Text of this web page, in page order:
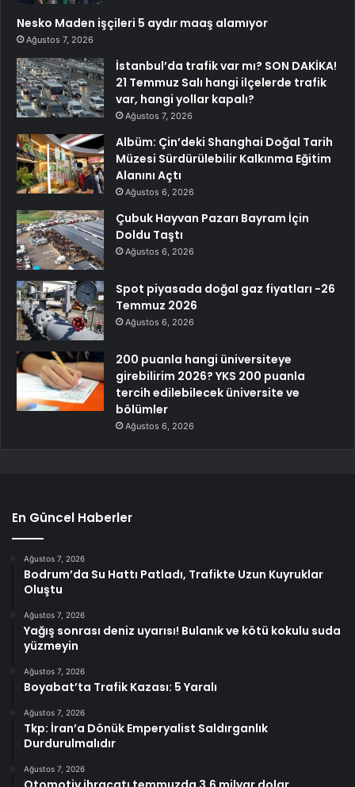
Nesko Maden işçileri 5 aydır maaş alamıyor
Ağustos 7, 2026
İstanbul’da trafik var mı? SON DAKİKA!
21 Temmuz Salı hangi ilçelerde trafik
var, hangi yollar kapalı?
Ağustos 7, 2026
Albüm: Çin’deki Shanghai Doğal Tarih
Müzesi Sürdürülebilir Kalkınma Eğitim
Alanını Açtı
Ağustos 6, 2026
Çubuk Hayvan Pazarı Bayram İçin
Doldu Taştı
Ağustos 6, 2026
Spot piyasada doğal gaz fiyatları -26
Temmuz 2026
Ağustos 6, 2026
200 puanla hangi üniversiteye
girebilirim 2026? YKS 200 puanla
tercih edilebilecek üniversite ve
bölümler
Ağustos 6, 2026
En Güncel Haberler
Ağustos 7, 2026
Bodrum’da Su Hattı Patladı, Trafikte Uzun Kuyruklar
Oluştu
Ağustos 7, 2026
Yağış sonrası deniz uyarısı! Bulanık ve kötü kokulu suda
yüzmeyin
Ağustos 7, 2026
Boyabat’ta Trafik Kazası: 5 Yaralı
Ağustos 7, 2026
Tkp: İran’a Dönük Emperyalist Saldırganlık
Durdurulmalıdır
Ağustos 7, 2026